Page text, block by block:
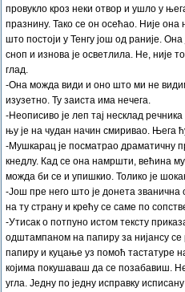
провукло кроз неки отвор и ушло у
празнину. Тако се он осећао. Није
што постоји у Тенгу још од раније.
сноп и изнова је осветлила. Не, није
глад.
-Она можда види и оно што ми не
изузетно. Ту заиста има нечега.
-Неописиво је леп тај несклад
њу је на чудан начин смиривао. Њега
-Мушкарац је посматрао драматичну
кнедлу. Кад се она намршти, већина
можда би се и упишкио. Толико је
-Још пре него што је донета
на ту страну и крећу се саме по
-Утисак о потпуно истом тексту
одштампаном на папиру за нијансу
папиру и куцање уз помоћ тастатуре
којима покушаваш да се позабавиш.
угла. Једну по једну исправку